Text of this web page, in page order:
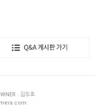
: 김두호